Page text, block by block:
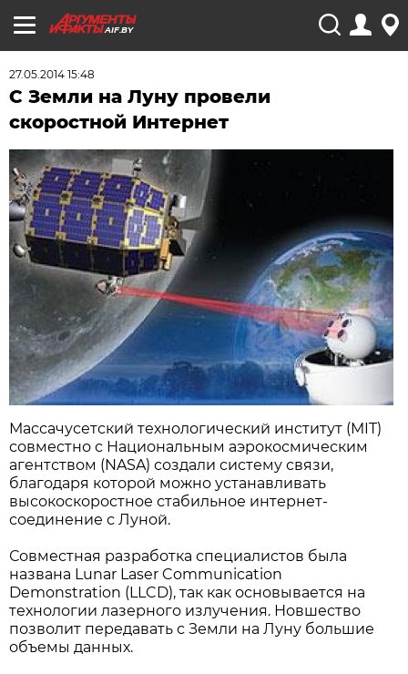
AIF.BY
27.05.2014 15:48
С Земли на Луну провели
скоростной Интернет
Массачусетский технологический институт (MIT)
совместно с Национальным аэрокосмическим
агентством (NASA) создали систему связи,
благодаря которой можно устанавливать
высокоскоростное стабильное интернет-
соединение с Луной.
Совместная разработка специалистов была
названа Lunar Laser Communication
Demonstration (LLCD), так как основывается на
технологии лазерного излучения. Новшество
позволит передавать с Земли на Луну большие
объемы данных.